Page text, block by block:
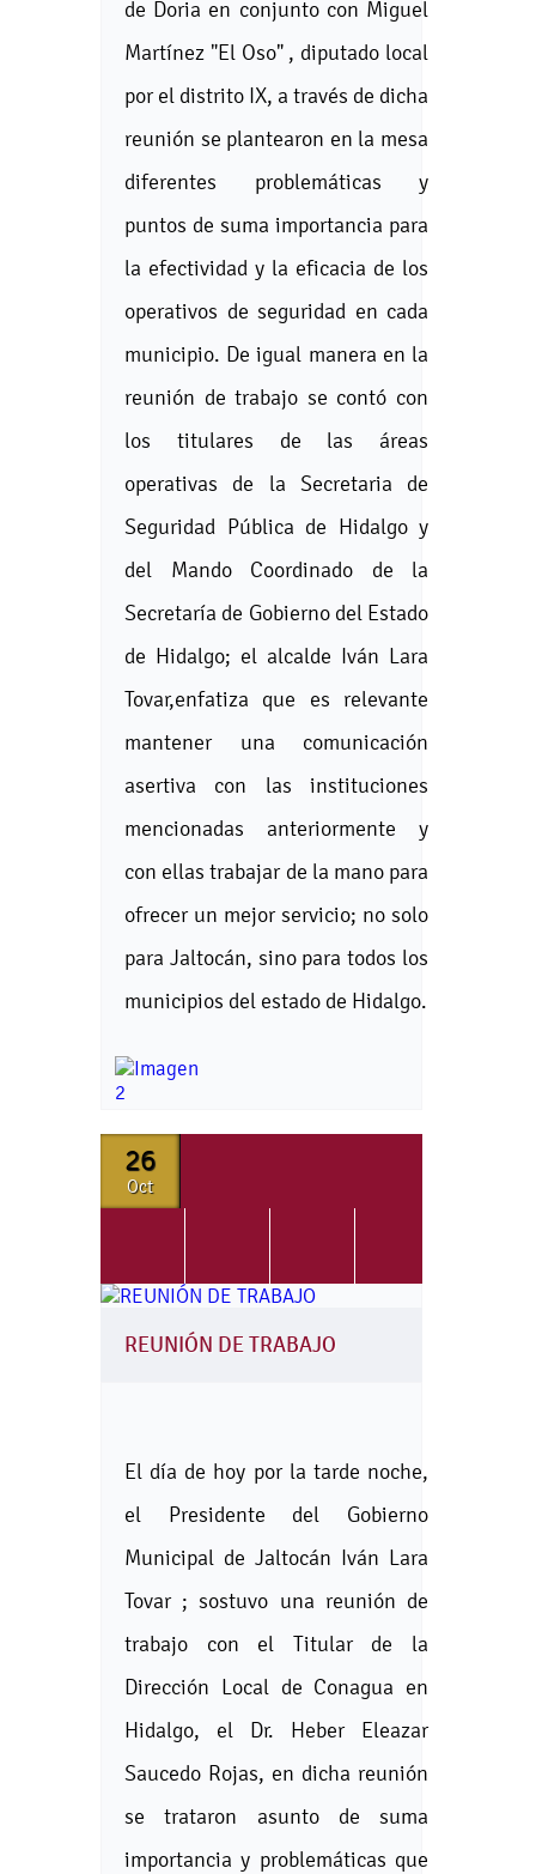
de Doria en conjunto con Miguel
Martínez "El Oso" , diputado local
por el distrito IX, a través de dicha
reunión se plantearon en la mesa
diferentes problemáticas y
puntos de suma importancia para
la efectividad y la eficacia de los
operativos de seguridad en cada
municipio. De igual manera en la
reunión de trabajo se contó con
los titulares de las áreas
operativas de la Secretaria de
Seguridad Pública de Hidalgo y
del Mando Coordinado de la
Secretaría de Gobierno del Estado
de Hidalgo; el alcalde Iván Lara
Tovar,enfatiza que es relevante
mantener una comunicación
asertiva con las instituciones
mencionadas anteriormente y
con ellas trabajar de la mano para
ofrecer un mejor servicio; no solo
para Jaltocán, sino para todos los
municipios del estado de Hidalgo.
26
Oct
REUNIÓN DE TRABAJO
El día de hoy por la tarde noche,
el Presidente del Gobierno
Municipal de Jaltocán Iván Lara
Tovar ; sostuvo una reunión de
trabajo con el Titular de la
Dirección Local de Conagua en
Hidalgo, el Dr. Heber Eleazar
Saucedo Rojas, en dicha reunión
se trataron asunto de suma
importancia y problemáticas que